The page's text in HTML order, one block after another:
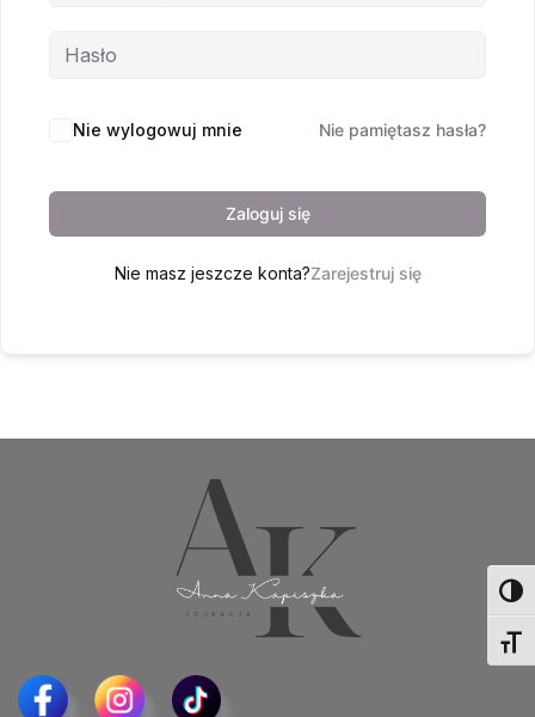
Nie wylogowuj mnie Nie pamiętasz hasła?
Zaloguj się
Nie masz jeszcze konta?Zarejestruj się